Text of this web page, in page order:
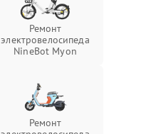
Ремонт
электровелосипеда
NineBot Myon
Ремонт